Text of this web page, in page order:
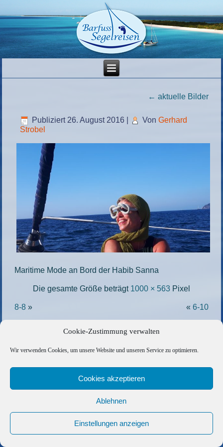
Cookie-Zustimmung verwalten
Wir verwenden Cookies, um unsere Website und unseren Service zu optimieren.
Cookies akzeptieren
Ablehnen
Einstellungen anzeigen
← aktuelle Bilder
Publiziert 26. August 2016 Von Gerhard
Strobel
Maritime Mode an Bord der Habib Sanna
Die gesamte Größe beträgt 1000 × 563 Pixel
8-8 » « 6-10
Copyright © 2026 Barfuss Segelreisen GmbH
Kontakt|Impressum|Datenschutz|Cookie-Richtlinie
AGB|Befreundete Links